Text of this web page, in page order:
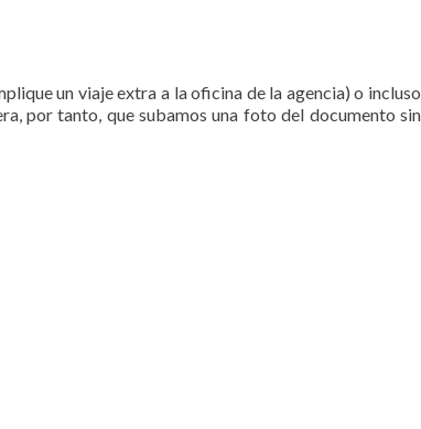
un viaje extra a la oficina de la agencia) o incluso
por tanto, que subamos una foto del documento sin